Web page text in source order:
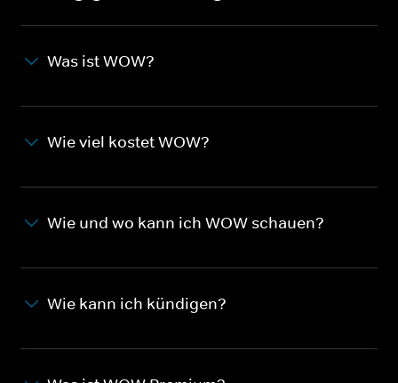
Was ist WOW?
Wie viel kostet WOW?
Wie und wo kann ich WOW schauen?
Wie kann ich kündigen?